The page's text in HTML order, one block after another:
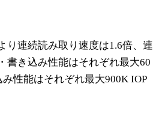
り連続読み取り速度は1.6倍、連
書き込み性能はそれぞれ最大60
性能はそれぞれ最大900K IOP